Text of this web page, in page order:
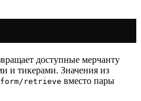
доступные мерчанту
и тикерами. Значения из
form/retrieve вместо пары